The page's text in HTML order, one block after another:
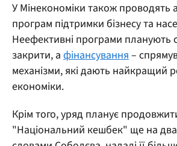
У Мінекономіки також проводять
програм підтримки бізнесу та
Неефективні програми планують
закрити, а фінансування–
механізми, які дають найкращий
економіки.
Крім того, уряд планує
"Національний кешбек" ще на